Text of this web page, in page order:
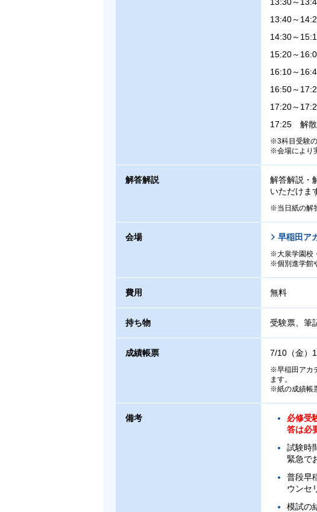
13:40～
14:30～
15:20～
16:10～
16:50～
17:20～
17:25 解散
3科目受験
会場により
解答解説 解答解説・
いただけま
当日紙の解
会場 早稲田ア
大泉学園校
個別進学館
費用 無料
持ち物 受験票、筆
成績帳票 7/10（金）
早稲田アカ
ます。
紙の成績帳
備考
必修受
答は必
試験時
緊急で
普段早
ウンセ
模試の